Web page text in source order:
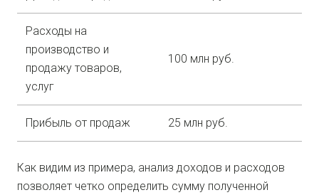
Расходы на
производство и
продажу товаров,
услуг
100 млн руб.
Прибыль от продаж 25 млн руб.
Как видим из примера, анализ доходов и расходов
позволяет четко определить сумму полученной